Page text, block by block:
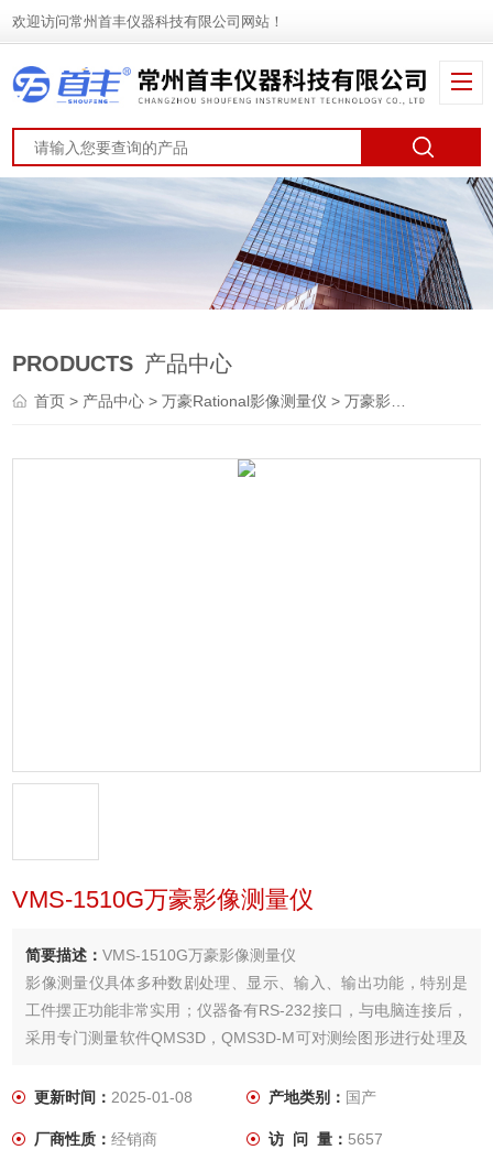
欢迎访问常州首丰仪器科技有限公司网站！
PRODUCTS 产品中心
首页> 产品中心 >万豪Rational影像测量仪 >万豪影像仪
VMS-1510G万豪影像测量仪
简要描述：VMS-1510G万豪影像测量仪
影像测量仪具体多种数剧处理、显示、输入、输出功能，特别是
工件摆正功能非常实用；仪器备有RS-232接口，与电脑连接后，
采用专门测量软件QMS3D，QMS3D-M可对测绘图形进行处理及
统
更新时间：2025-01-08 产地类别： 国产
厂商性质：经销商 访 问 量： 5657